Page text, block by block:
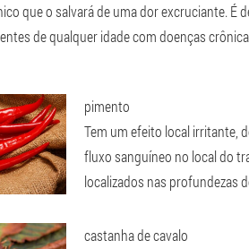
que o salvará de uma dor excruciante. É
de qualquer idade com doenças
pimento
Tem um efeito local irritante,
fluxo sanguíneo no local do
localizados nas profundezas
castanha de cavalo